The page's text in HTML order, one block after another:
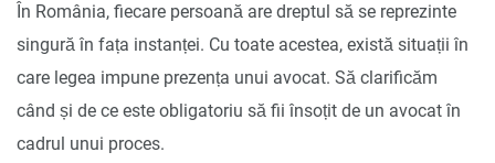
În România, fiecare persoană are dreptul să se reprezinte
singură în fața instanței. Cu toate acestea, există situații în
care legea impune prezența unui avocat. Să clarificăm
când și de ce este obligatoriu să fii însoțit de un avocat în
cadrul unui proces.